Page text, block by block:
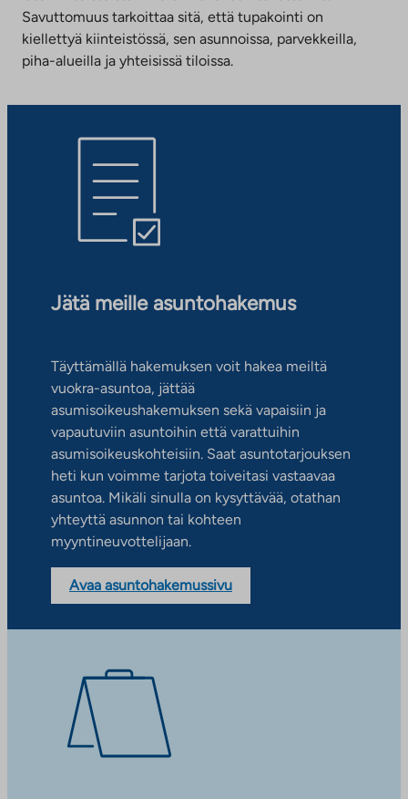
Savuttomuus tarkoittaa sitä, että tupakointi on
kiellettyä kiinteistössä, sen asunnoissa, parvekkeilla,
piha-alueilla ja yhteisissä tiloissa.
Jätä meille asuntohakemus
Täyttämällä hakemuksen voit hakea meiltä
vuokra-asuntoa, jättää
asumisoikeushakemuksen sekä vapaisiin ja
vapautuviin asuntoihin että varattuihin
asumisoikeuskohteisiin. Saat asuntotarjouksen
heti kun voimme tarjota toiveitasi vastaavaa
asuntoa. Mikäli sinulla on kysyttävää, otathan
yhteyttä asunnon tai kohteen
myyntineuvottelijaan.
Avaa asuntohakemussivu